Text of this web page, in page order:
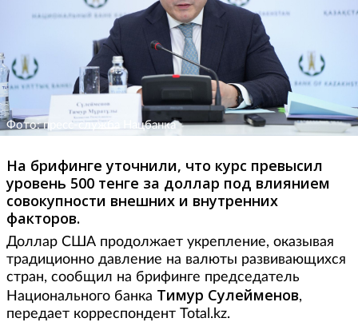
Фото: пресс-служба Нацбанка
На брифинге уточнили, что курс превысил
уровень 500 тенге за доллар под влиянием
совокупности внешних и внутренних
факторов.
Доллар США продолжает укрепление, оказывая
традиционно давление на валюты развивающихся
стран, сообщил на брифинге председатель
Национального банка Тимур Сулейменов,
передает корреспондент Total.kz.